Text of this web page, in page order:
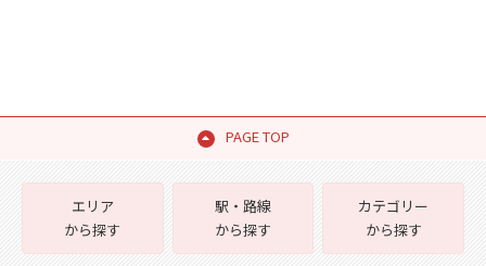
PAGE TOP
エリア
から探す
駅・路線
から探す
カテゴリー
から探す